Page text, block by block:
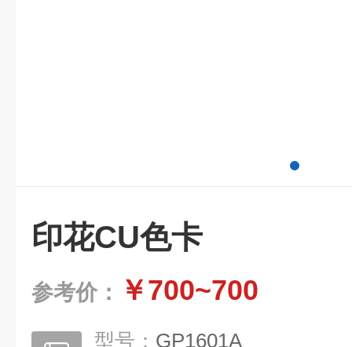
印花CU色卡
参考价： ￥700~700
型号： GP1601A